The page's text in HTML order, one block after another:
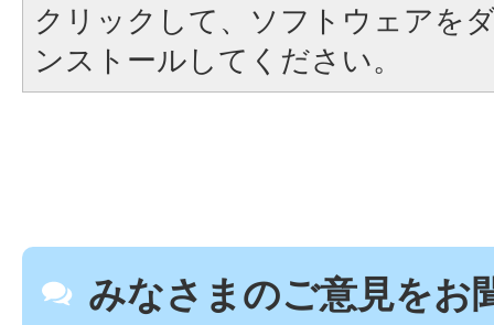
クリックして、ソフトウェアを
ンストールしてください。
みなさまのご意見をお